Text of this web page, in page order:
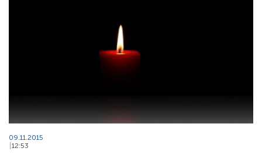
09.11.2015
12:53